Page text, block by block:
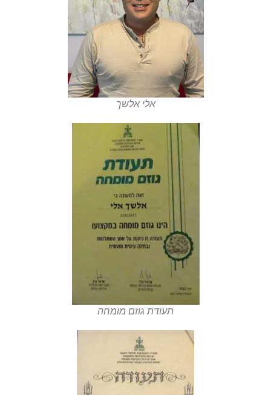
אלי אלשך
תעודת גוזם מומחה